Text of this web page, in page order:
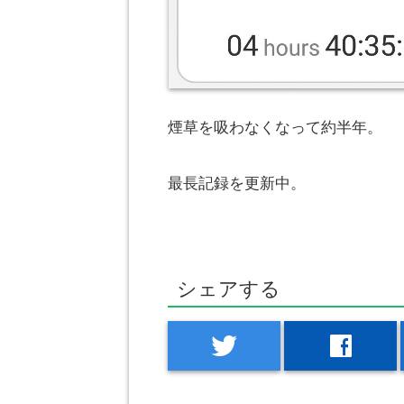
煙草を吸わなくなって約半年。
最長記録を更新中。
シェアする
twitter facebook